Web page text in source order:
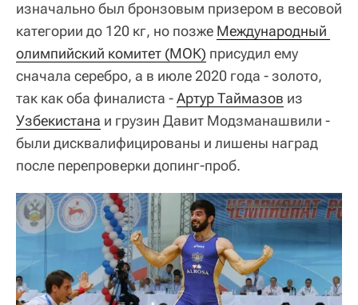
изначально был бронзовым призером в весовой
категории до 120 кг, но позже Международный
олимпийский комитет (МОК) присудил ему
сначала серебро, а в июле 2020 года - золото,
так как оба финалиста -Артур Таймазов из
Узбекистана и грузин Давит Модзманашвили -
были дисквалифицированы и лишены наград
после перепроверки допинг-проб.